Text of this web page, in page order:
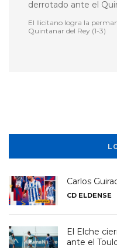
El Ilicitano logra la
Quintanar del Rey (1-3)
Carlos
CD ELDENSE
El Elche
ante el